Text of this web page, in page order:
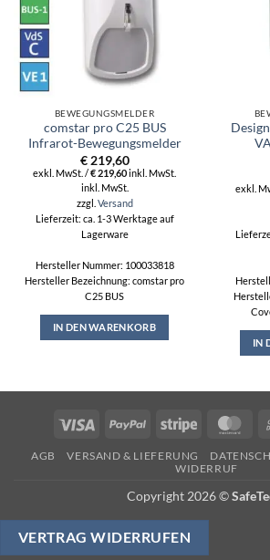
BEWEGUNGSMELDER
comstar pro C25 BUS
Infrarot-Bewegungsmelder
€219,60
exkl. MwSt. /€219,60inkl. MwSt.
inkl. MwSt.
zzgl. Versand
Lieferzeit: ca. 1-3 Werktage auf
Lagerware
Hersteller Nummer: 100033818
Hersteller Bezeichnung: comstar pro
C25 BUS
IN DEN WARENKORB
exkl.
IN
Visa PayPal Stripe
AGB VERSAND & LIEFERUNG
WIDERRUF
Copyright 2026 ©
VERTRAG WIDERRUFEN